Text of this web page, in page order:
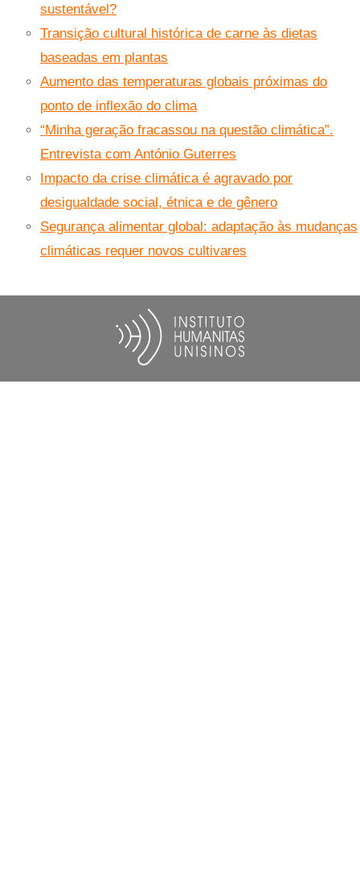
sustentável?
Transição cultural histórica de carne às dietas
baseadas em plantas
Aumento das temperaturas globais próximas do
ponto de inflexão do clima
“Minha geração fracassou na questão climática”.
Entrevista com António Guterres
Impacto da crise climática é agravado por
desigualdade social, étnica e de gênero
Segurança alimentar global: adaptação às mudanças
climáticas requer novos cultivares